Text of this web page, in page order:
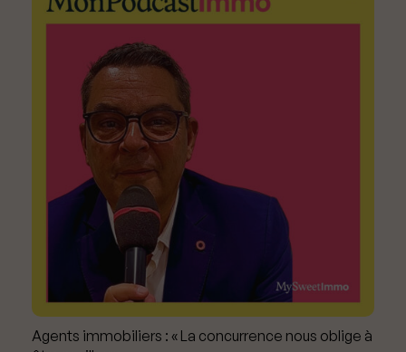
Agents immobiliers : « La concurrence nous oblige à